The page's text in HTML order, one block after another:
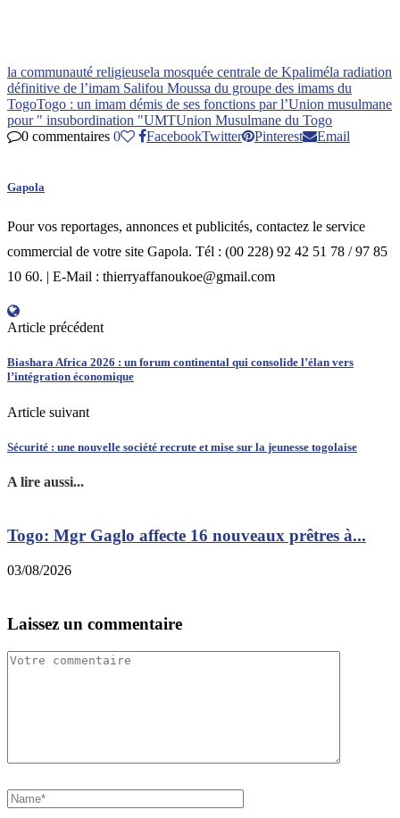
la communauté religieusela mosquée centrale de Kpaliméla radiation
définitive de l’imam Salifou Moussa du groupe des imams du
TogoTogo : un imam démis de ses fonctions par l’Union musulmane
pour " insubordination "UMTUnion Musulmane du Togo
0 commentaires 0 FacebookTwitter Pinterest Email
Gapola
Pour vos reportages, annonces et publicités, contactez le service
commercial de votre site Gapola. Tél : (00 228) 92 42 51 78 / 97 85
10 60. | E-Mail : thierryaffanoukoe@gmail.com
Article précédent
Biashara Africa 2026 : un forum continental qui consolide l’élan vers
l’intégration économique
Article suivant
Sécurité : une nouvelle société recrute et mise sur la jeunesse togolaise
A lire aussi...
Togo: Mgr Gaglo affecte 16 nouveaux prêtres à...
03/08/2026
Laissez un commentaire